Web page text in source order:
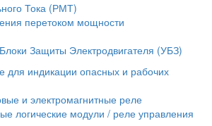
Тока (РМТ)
перетоком мощности
Защиты Электродвигателя (УБЗ)
для индикации опасных и рабочих
и электромагнитные реле
логические модули / реле управления